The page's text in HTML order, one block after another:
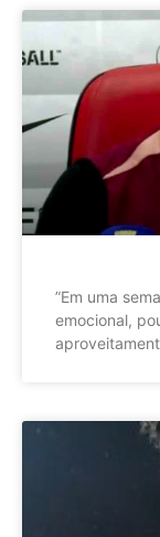
”Em uma
emocional,